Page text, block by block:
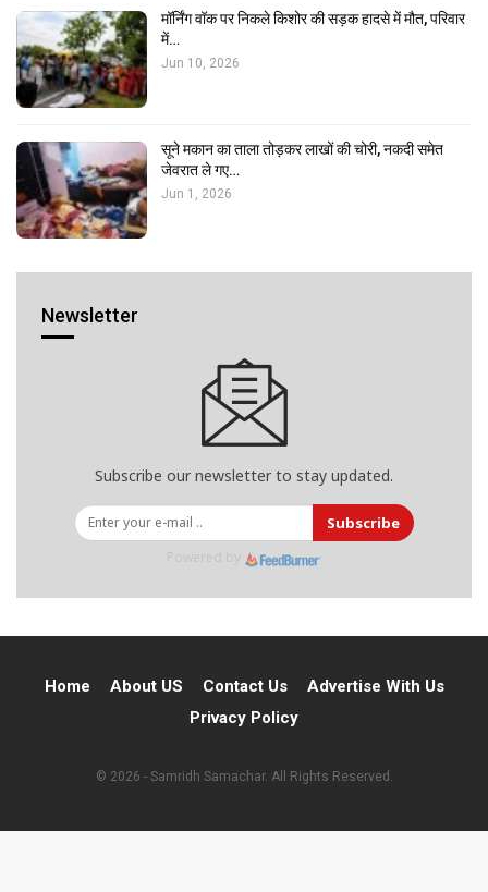
मॉर्निंग वॉक पर निकले किशोर की सड़क हादसे में मौत, परिवार
में…
Jun 10, 2026
सूने मकान का ताला तोड़कर लाखों की चोरी, नकदी समेत
जेवरात ले गए…
Jun 1, 2026
Newsletter
Subscribe our newsletter to stay updated.
Subscribe
Home About US Contact Us
Advertise With Us
Privacy Policy
© 2026 - Samridh Samachar. All Rights Reserved.